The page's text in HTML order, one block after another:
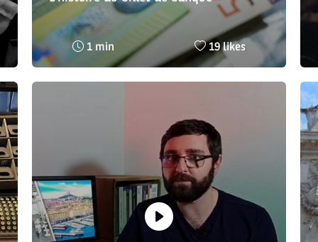
Temps
lecture
1 min
Nombre
de
likes
19 likes